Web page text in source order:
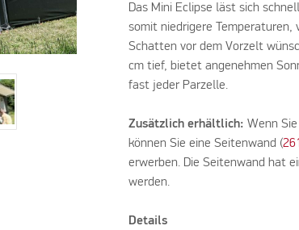
Das Mini Eclipse läst sich
somit niedrigere Temperaturen,
Schatten vor dem Vorzelt
cm tief, bietet angenehmen
fast jeder Parzelle.
Zusätzlich erhältlich:Wenn
können Sie eine Seitenwand (
erwerben. Die Seitenwand hat
werden.
Details